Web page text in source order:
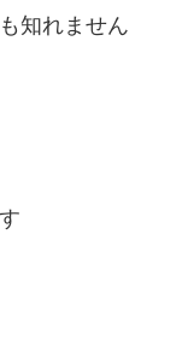
知れません